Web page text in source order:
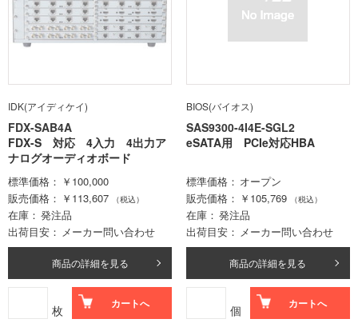
IDK(アイディケイ)
FDX-SAB4A
FDX-S 対応 4入力 4出力ア
ナログオーディオボード
標準価格
￥100,000
販売価格
￥113,607 （税込）
在庫
発注品
出荷目安
メーカー問い合わせ
商品の詳細を見る
枚 カートへ
BIOS(バイオス)
SAS9300-4I4E-SGL2
eSATA用 PCIe対応HBA
標準価格
オープン
販売価格
￥105,769 （税込）
在庫
発注品
出荷目安
メーカー問い合わせ
商品の詳細を見る
個 カートへ